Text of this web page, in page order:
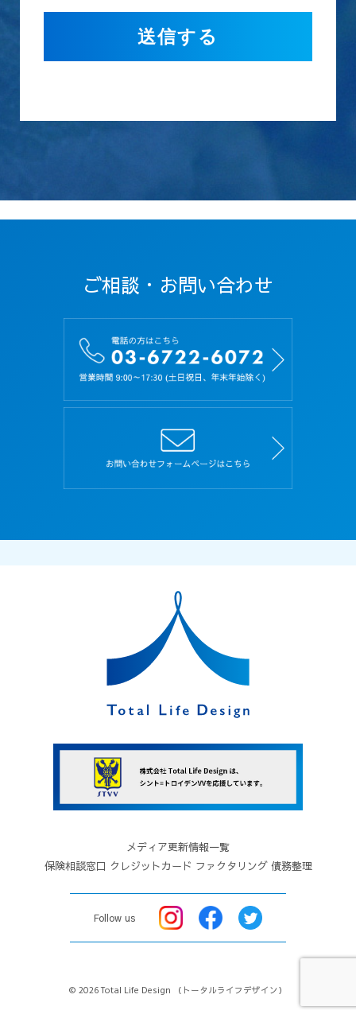
第２条（定義）
て、当該情報を構成する氏名、住所、電話番号、
メールアドレス、生年月日、及びその他の記述等
により当該応募者を識別できるもの（当該情報の
みでは識別できないが、他の情報と照合すること
により当該個人を識別できるものを含みます）を
いいます。
第３条（規約の遵守）
１．応募者は、本規約を理解し、その内容にすべ
て同意した上で、本サイトを利用するものとし、
また、本規約を遵守しなければなりません。
したものとみなします。
は、当社がその都度定めます。当社が別途定める
利用条件、規約、遵守事項なども本規約と同一の
効力があるものとし、本規約と同様に扱うものと
４．本サイト上に本規約と異なる定めがある場
合、または本規約に記載されていない定めがある
場合は、その定めが優先して適用されます。
５．当社は、変更が応募者の一般の利益に適合す
るとき、またはその他合理的なものであるときに
は、本規約を変更できるものとします。この場
合、当社は変更前に、あらかじめ変更日を定めた
１．本サイトの利用は無料です。但し、本サイト
利用に必要な回線料金等については応募者が負担
するものとします。
の指定する個人情報その他の情報を当社に提供す
ご相談・お問い合わせ
メディア更新情報一覧
保険相談窓口 クレジットカード ファクタリング 債務整理
Follow us
© 2026 Total Life Design （トータルライフデザイン）